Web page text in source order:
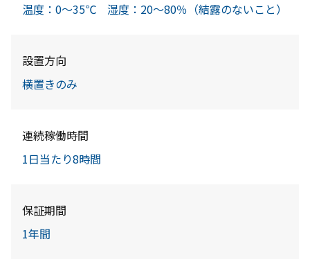
温度：0～35℃ 湿度：20～80％（結露のないこと）
設置方向
横置きのみ
連続稼働時間
1日当たり8時間
保証期間
1年間